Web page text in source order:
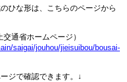
ひな形は、こちらのページから
通省ホームページ）
saigai/jouhou/jieisuibou/bousai-
ジで確認できます。↓